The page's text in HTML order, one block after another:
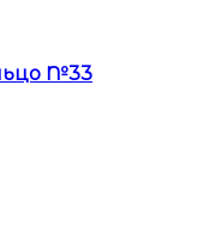
№33